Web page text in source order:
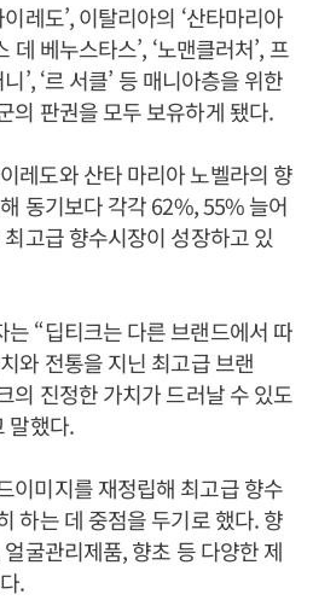
레도’, 이탈리아의 ‘산타마리아
데 베누스타스’, ‘노맨클러처’, 프
’, ‘르 서클’ 등 매니아층을 위한
의 판권을 모두 보유하게 됐다.
레도와 산타 마리아 노벨라의 향
동기보다 각각 62%, 55% 늘어
고급 향수시장이 성장하고 있
“딥티크는 다른 브랜드에서 따
와 전통을 지닌 최고급 브랜
의 진정한 가치가 드러날 수 있도
말했다.
이미지를 재정립해 최고급 향수
하는 데 중점을 두기로 했다. 향
굴관리제품, 향초 등 다양한 제
.